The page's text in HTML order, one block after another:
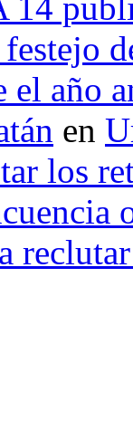
14
el año
en
los